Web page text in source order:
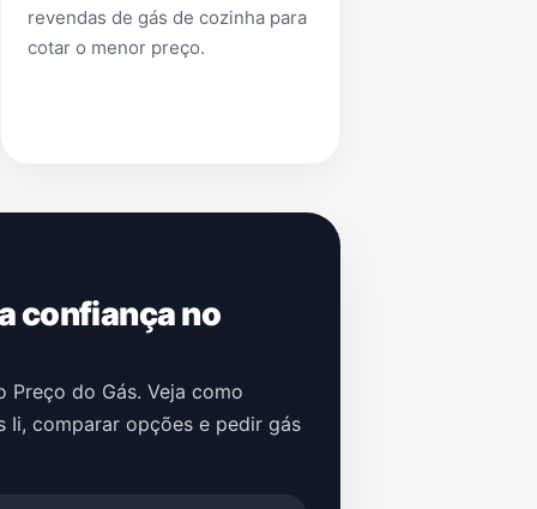
revendas de gás de cozinha para
cotar o menor preço.
confiança no
do Gás. Veja como
Ii, comparar opções e pedir gás